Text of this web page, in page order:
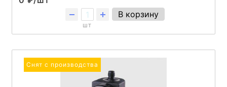
шт
В корзину
Снят с производства